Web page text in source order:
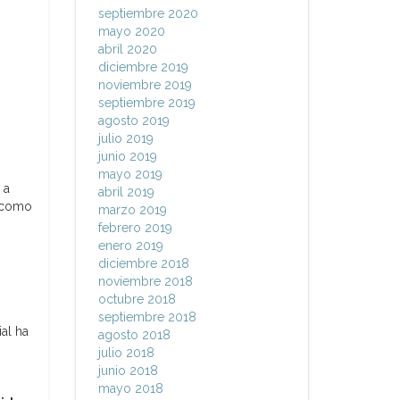
ha
septiembre 2020
mayo 2020
abril 2020
diciembre 2019
noviembre 2019
septiembre 2019
agosto 2019
julio 2019
junio 2019
mayo 2019
abril 2019
marzo 2019
febrero 2019
enero 2019
diciembre 2018
noviembre 2018
octubre 2018
septiembre 2018
agosto 2018
julio 2018
junio 2018
mayo 2018